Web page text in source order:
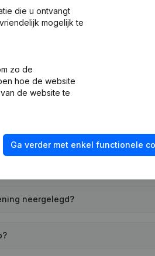
neergelegd?
die u ontvangt
mogelijk te
zo de
hoe de website
de website te
Ga verder met enkel functionele